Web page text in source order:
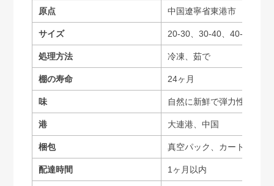
原点 中国遼寧省東港市
サイズ 20-30、30-40、40-50、
処理方法 冷凍、茹で
棚の寿命 24ヶ月
味 自然に新鮮で弾力性がある
港 大連港、中国
梱包 真空パック、カートン
配達時間 1ヶ月以内